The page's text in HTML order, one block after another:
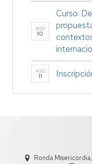
AGO
10
Curso:
AGO
11
Ronda